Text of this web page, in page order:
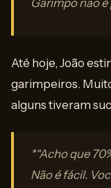
Garimpo não
Até hoje, João
garimpeiros.
alguns tiveram
*“Acho que
Não é fácil.